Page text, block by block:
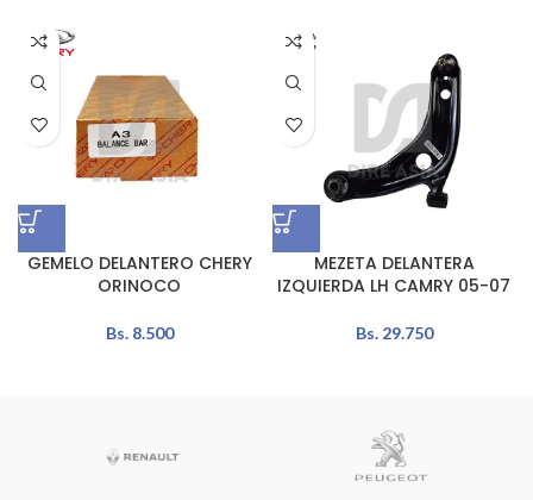
GEMELO DELANTERO CHERY
ORINOCO
Bs.8.500
MEZETA DELANTERA
IZQUIERDA LH CAMRY 05-07
Bs.29.750